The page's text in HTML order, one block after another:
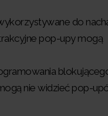
do
pop-upy mogą
nie widzieć pop-